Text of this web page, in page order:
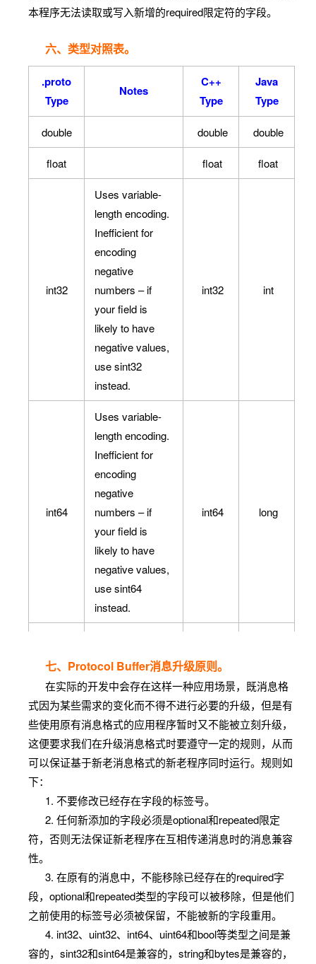
本程序无法读取或写入新增的required限定符的字段。
六、类型对照表。
.proto
Type
Notes
C++
Type
Java
Type
double double double
float float float
int32
Uses variable-
length encoding.
Inefficient for
encoding
negative
numbers – if
your field is
likely to have
negative values,
use sint32
instead.
int32 int
int64
Uses variable-
length encoding.
Inefficient for
encoding
negative
numbers – if
your field is
likely to have
negative values,
use sint64
instead.
int64 long
length encoding.
uint64
Uses variable-
length encoding.
uint64 long
sint32
Uses variable-
length encoding.
These more
efficiently
encode negative
regular int32s.
int32
Uses variable-
length encoding.
Signed int value.
These more
七、Protocol Buffer消息升级原则。
在实际的开发中会存在这样一种应用场景，既消息格
式因为某些需求的变化而不得不进行必要的升级，但是有
些使用原有消息格式的应用程序暂时又不能被立刻升级，
这便要求我们在升级消息格式时要遵守一定的规则，从而
可以保证基于新老消息格式的新老程序同时运行。规则如
下：
1. 不要修改已经存在字段的标签号。
2. 任何新添加的字段必须是optional和repeated限定
符，否则无法保证新老程序在互相传递消息时的消息兼容
性。
3. 在原有的消息中，不能移除已经存在的required字
段，optional和repeated类型的字段可以被移除，但是他们
之前使用的标签号必须被保留，不能被新的字段重用。
4. int32、uint32、int64、uint64和bool等类型之间是兼
容的，sint32和sint64是兼容的，string和bytes是兼容的，